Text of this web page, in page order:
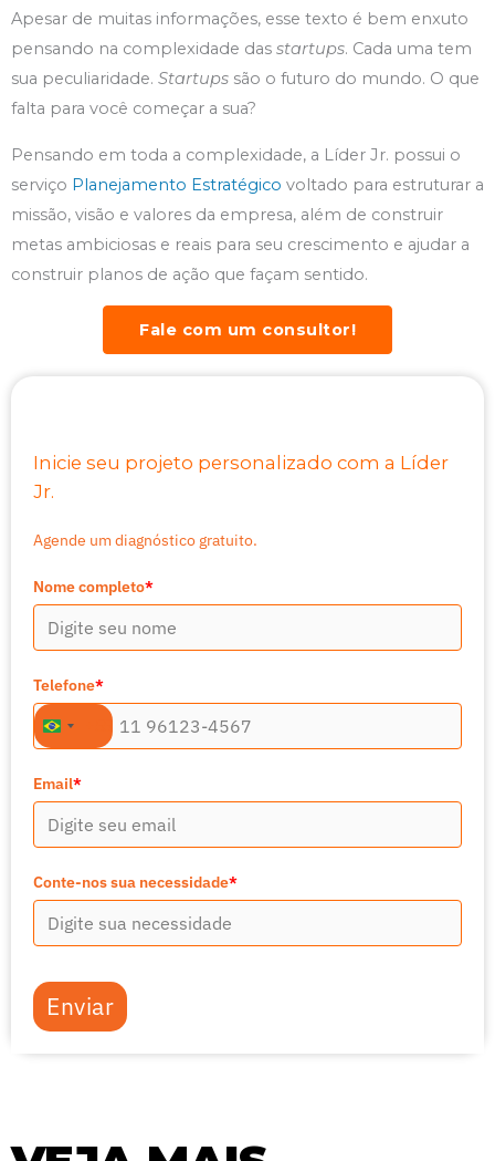
Apesar de muitas informações, esse texto é bem enxuto
pensando na complexidade das startups. Cada uma tem
sua peculiaridade. Startups são o futuro do mundo. O que
falta para você começar a sua?
Pensando em toda a complexidade, a Líder Jr. possui o
serviço Planejamento Estratégico voltado para estruturar a
missão, visão e valores da empresa, além de construir
metas ambiciosas e reais para seu crescimento e ajudar a
construir planos de ação que façam sentido.
Fale com um consultor!
Inicie seu projeto personalizado com a Líder
Jr.
Agende um diagnóstico gratuito.
Nome completo*
Telefone*
Brazil
+55
+55
Email*
Conte-nos sua necessidade*
Enviar